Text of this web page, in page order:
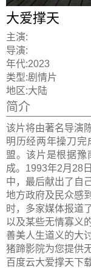
大爱撑天
主演:
导演:
年代:2023
类型:剧情片
地区:大陆
简介
该片将由著名导演
明历经两年操刀完
盟。该片是根据豫
成。1993年2月28
中，最后献出了自
地方政府及民众感
时，多家媒体报道
以及某些无情寡义
善美人生道义的大
猪蹄影院为您提供
百度云大爱撑天下